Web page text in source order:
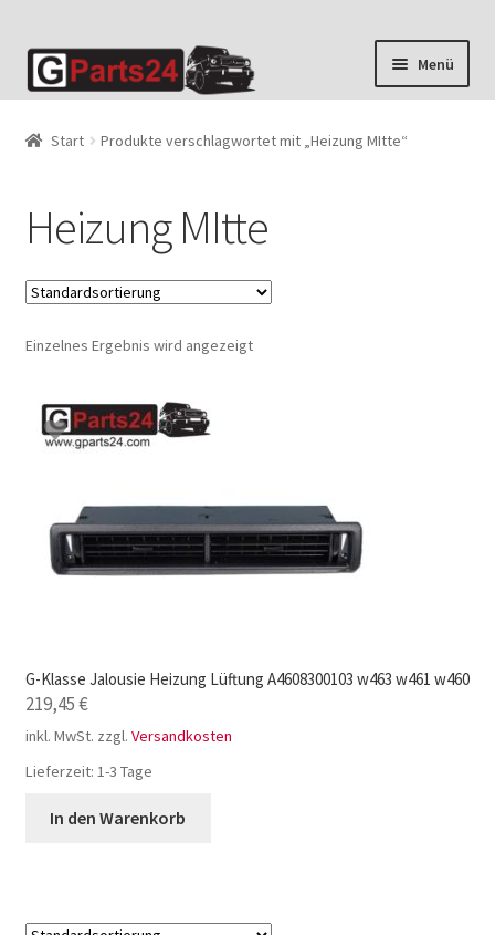
Zur
Navigation
Zum
Inhalt
Menü
Start Produkte verschlagwortet mit „Heizung MItte“
Heizung MItte
Einzelnes Ergebnis wird angezeigt
G-Klasse Jalousie Heizung Lüftung A4608300103 w463 w461 w460
219,45€
inkl. MwSt. zzgl. Versandkosten
Lieferzeit: 1-3 Tage
In den Warenkorb